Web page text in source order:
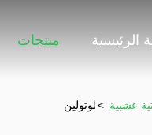
الرئيسية منتجات
عشبية >لوتولين